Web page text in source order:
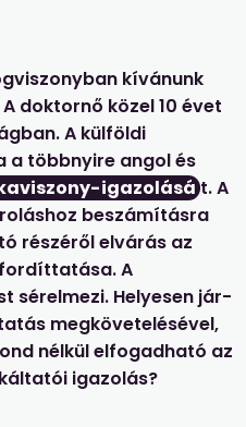
kívánunk
doktornő közel 10 évet
A külföldi
a többnyire angol és
igazolásá t. A
beszámításra
részéről elvárás az
A
sérelmezi. Helyesen jár-
megkövetelésével,
nélkül elfogadható az
igazolás?